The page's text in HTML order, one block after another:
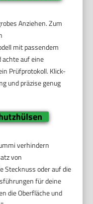
Anziehen. Zum
mit passendem
achte auf eine
Prüfprotokoll. Klick-
und präzise genug
verhindern
von
Stecknuss oder auf die
für deine
die Oberfläche und